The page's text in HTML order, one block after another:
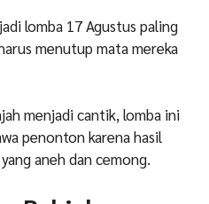
lomba 17 Agustus paling
menutup mata mereka
menjadi cantik, lomba ini
penonton karena hasil
aneh dan cemong.